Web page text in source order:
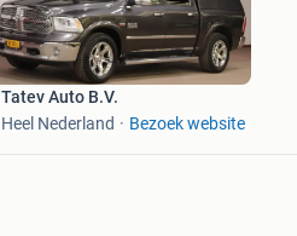
Favorieten
Tatev Auto B.V.
Heel Nederland
Bezoek website